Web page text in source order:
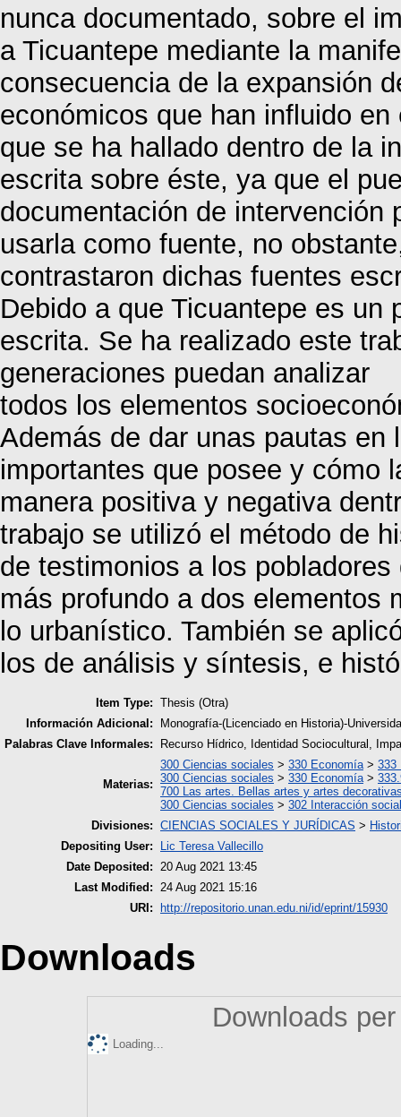
nunca documentado, sobre el
a Ticuantepe mediante la
consecuencia de la expansión
económicos que han influido
que se ha hallado dentro de la
escrita sobre éste, ya que el
documentación de intervención
usarla como fuente, no
contrastaron dichas fuentes
Debido a que Ticuantepe es un
escrita. Se ha realizado este
generaciones puedan analizar
todos los elementos
Además de dar unas pautas
importantes que posee y cómo
manera positiva y negativa
trabajo se utilizó el método de
de testimonios a los
más profundo a dos elementos
lo urbanístico. También se
los de análisis y síntesis, e
Item Type: Thesis (Otra)
Información Adicional:
Monografía-(Licenciado en Historia)-
Palabras Clave Informales:
Recurso Hídrico, Identidad Sociocultural,
Materias:
300 Ciencias sociales > 330 Economía > 333
300 Ciencias sociales > 330 Economía >
700 Las artes. Bellas artes y artes
300 Ciencias sociales > 302 Interacción social
Divisiones: CIENCIAS SOCIALES Y JURÍDICAS >
Depositing User:
Lic Teresa Vallecillo
Date Deposited:
20 Aug 2021 13:45
Last Modified:
24 Aug 2021 15:16
URI:
http://repositorio.unan.edu.ni/id/eprint/15930
Downloads
Downloads
Loading...